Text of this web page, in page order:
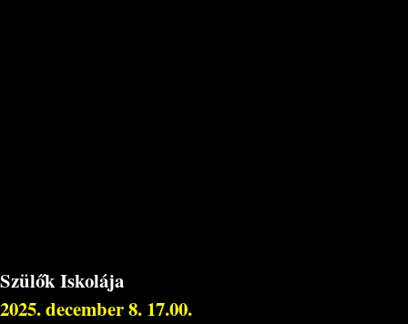
Szülők Iskolája
2025. december 8. 17.00.